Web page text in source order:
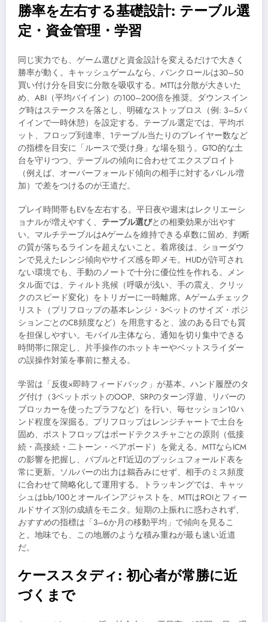
勝率を左右する基礎設計: テーブル選
定・資金管理・学習
同じ実力でも、ゲーム選びと資金設計を変えるだけで大きく
勝率が動く。キャッシュゲームなら、バンクロールは30–50
買い付け分を目安に分散を吸収する。MTTは分散が大きいた
め、ABI（平均バイイン）の100–200倍を推奨。ダウンスイン
グ時はステークスを落とし、明確なストップロス（例: 3–5バ
イインで一時休憩）を設定する。テーブル選定では、平均ポ
ット、フロップ到達率、1テーブル当たりのプレイヤー数など
の指標を目安に「ルースで受け身」な場を狙う。GTO的な土
台を守りつつ、テーブルの傾向に合わせてエクスプロイト
（例えば、オーバーフォールド傾向の相手に対するバレル増
加）で差をつけるのが王道だ。
プレイ時間帯もEVを左右する。平日夜や週末はレクリエーシ
ョナルが増えやすく、 テーブル選びとの相乗効果が出やす
い。マルチテーブルはAゲームを維持できる卓数に留め、判断
の質が落ちるラインを超えないこと。着席後は、ショーダウ
ンで見えたレンジ傾向やサイズ感を即メモ。HUDが許可され
ない環境でも、手動のノートで十分に優位性を作れる。メン
タル面では、ティルト兆候（呼吸が浅い、手の震え、クリッ
クのスピード変化）をトリガーに一時離席。Aゲームチェック
リスト（プリフロップの基本レンジ・3ベットのサイズ・ポジ
ションごとのCB頻度など）を用意すると、波のある日でも質
を担保しやすい。モバイル主体なら、通知を切り集中できる
時間帯に限定し、片手操作のホットキーやベットスライダー
の誤操作対策を事前に整える。
学習は「反復×即時フィードバック」が基本。ハンド履歴のタ
グ付け（3ベットポットのOOP、SRPのターン浮遊、リバーの
ブロッカーを使ったブラフなど）を行い、毎セッション10ハ
ンド程度を深掘る。プリフロップはレンジチャートで土台を
固め、ポストフロップはボードテクスチャごとの原則（低接
続・高接続・二トーン・ペアボード）を覚える。MTTならICM
の影響を把握し、バブルとFT近辺のプッシュフォールド表を
常に更新。ソルバーの出力は鵜呑みにせず、相手のミス頻度
に合わせて簡略化して運用する。トラッキングでは、キャッ
シュはbb/100とオールインアジャストを、MTTはROIとフィー
ルドサイズ別の成績をモニタ。短期の上振れに惑わされず、
おすすめの指標は「3–6か月の移動平均」で傾向を見るこ
と。地味でも、この地層のような積み重ねが最も速い近道
だ。
ケーススタディ: 初心者が常勝に近
づくまで